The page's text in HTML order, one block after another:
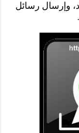
وإرسال رسائل